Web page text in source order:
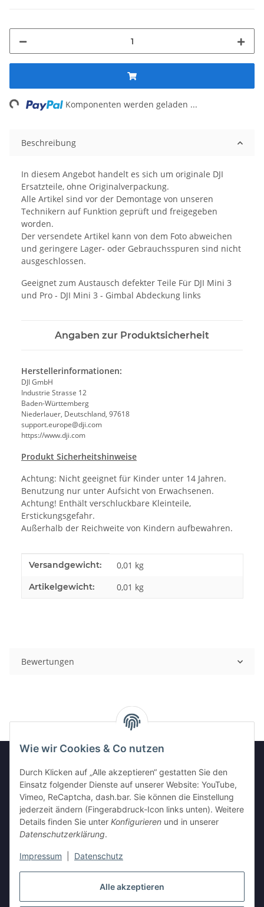
Alle akzeptieren
Wie wir Cookies & Co nutzen
Durch Klicken auf „Alle akzeptieren“ gestatten Sie den
Einsatz folgender Dienste auf unserer Website: YouTube,
Vimeo, ReCaptcha, dash.bar. Sie können die Einstellung
jederzeit ändern (Fingerabdruck-Icon links unten). Weitere
Details finden Sie unter Konfigurieren und in unserer
Datenschutzerklärung.
Impressum Datenschutz
Komponenten werden geladen ...
Beschreibung
In diesem Angebot handelt es sich um originale DJI
Ersatzteile, ohne Originalverpackung.
Alle Artikel sind vor der Demontage von unseren
Technikern auf Funktion geprüft und freigegeben
worden.
Der versendete Artikel kann von dem Foto abweichen
und geringere Lager- oder Gebrauchsspuren sind nicht
ausgeschlossen.
Geeignet zum Austausch defekter Teile Für DJI Mini 3
und Pro - DJI Mini 3 - Gimbal Abdeckung links
Angaben zur Produktsicherheit
Herstellerinformationen:
DJI GmbH
Industrie Strasse 12
Baden-Württemberg
Niederlauer, Deutschland, 97618
support.europe@dji.com
https://www.dji.com
Produkt Sicherheitshinweise
Achtung: Nicht geeignet für Kinder unter 14 Jahren.
Benutzung nur unter Aufsicht von Erwachsenen.
Achtung! Enthält verschluckbare Kleinteile,
Erstickungsgefahr.
Außerhalb der Reichweite von Kindern aufbewahren.
Produkteigenschaft
Wert
Versandgewicht: 0,01 kg
Artikelgewicht: 0,01 kg
Bewertungen
GESETZLICHE INFORMATIONEN
INFORMATIONEN